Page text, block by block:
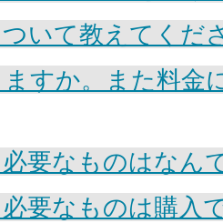
いて教えてくだ
すか。また料金
要なものはなん
要なものは購入